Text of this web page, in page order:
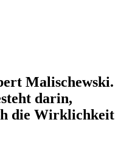
Malischewski.
darin,
die Wirklichkeit